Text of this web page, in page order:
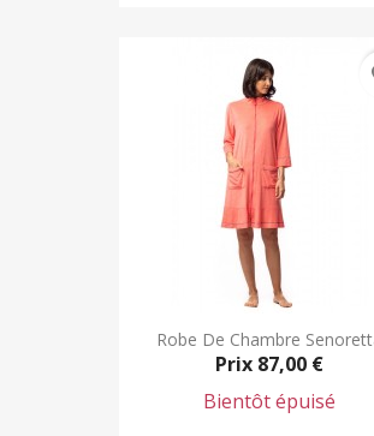
Robe De Chambre
Prix 87,00 €
Bientôt épuisé